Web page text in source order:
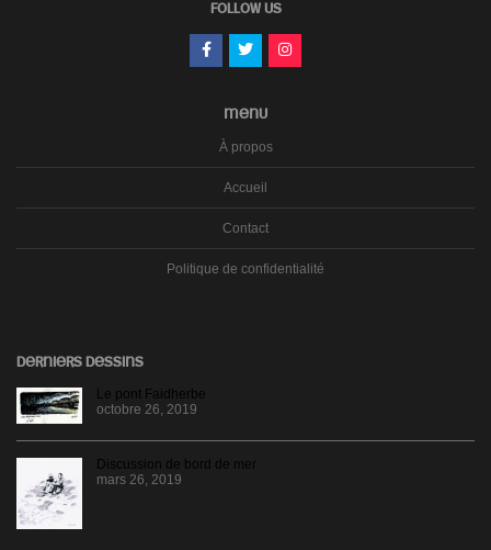
FOLLOW US
MENU
À propos
Accueil
Contact
Politique de confidentialité
DERNIERS DESSINS
Le pont Faidherbe
octobre 26, 2019
Discussion de bord de mer
mars 26, 2019